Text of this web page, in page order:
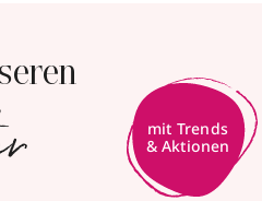
mit Trends
& Aktionen